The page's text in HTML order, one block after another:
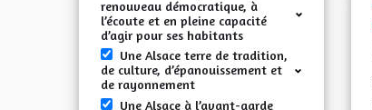
renouveau démocratique, à
l’écoute et en pleine capacité
d’agir pour ses habitants
Une Alsace terre de tradition,
de culture, d’épanouissement et
de rayonnement
Une Alsace à l’avant-garde